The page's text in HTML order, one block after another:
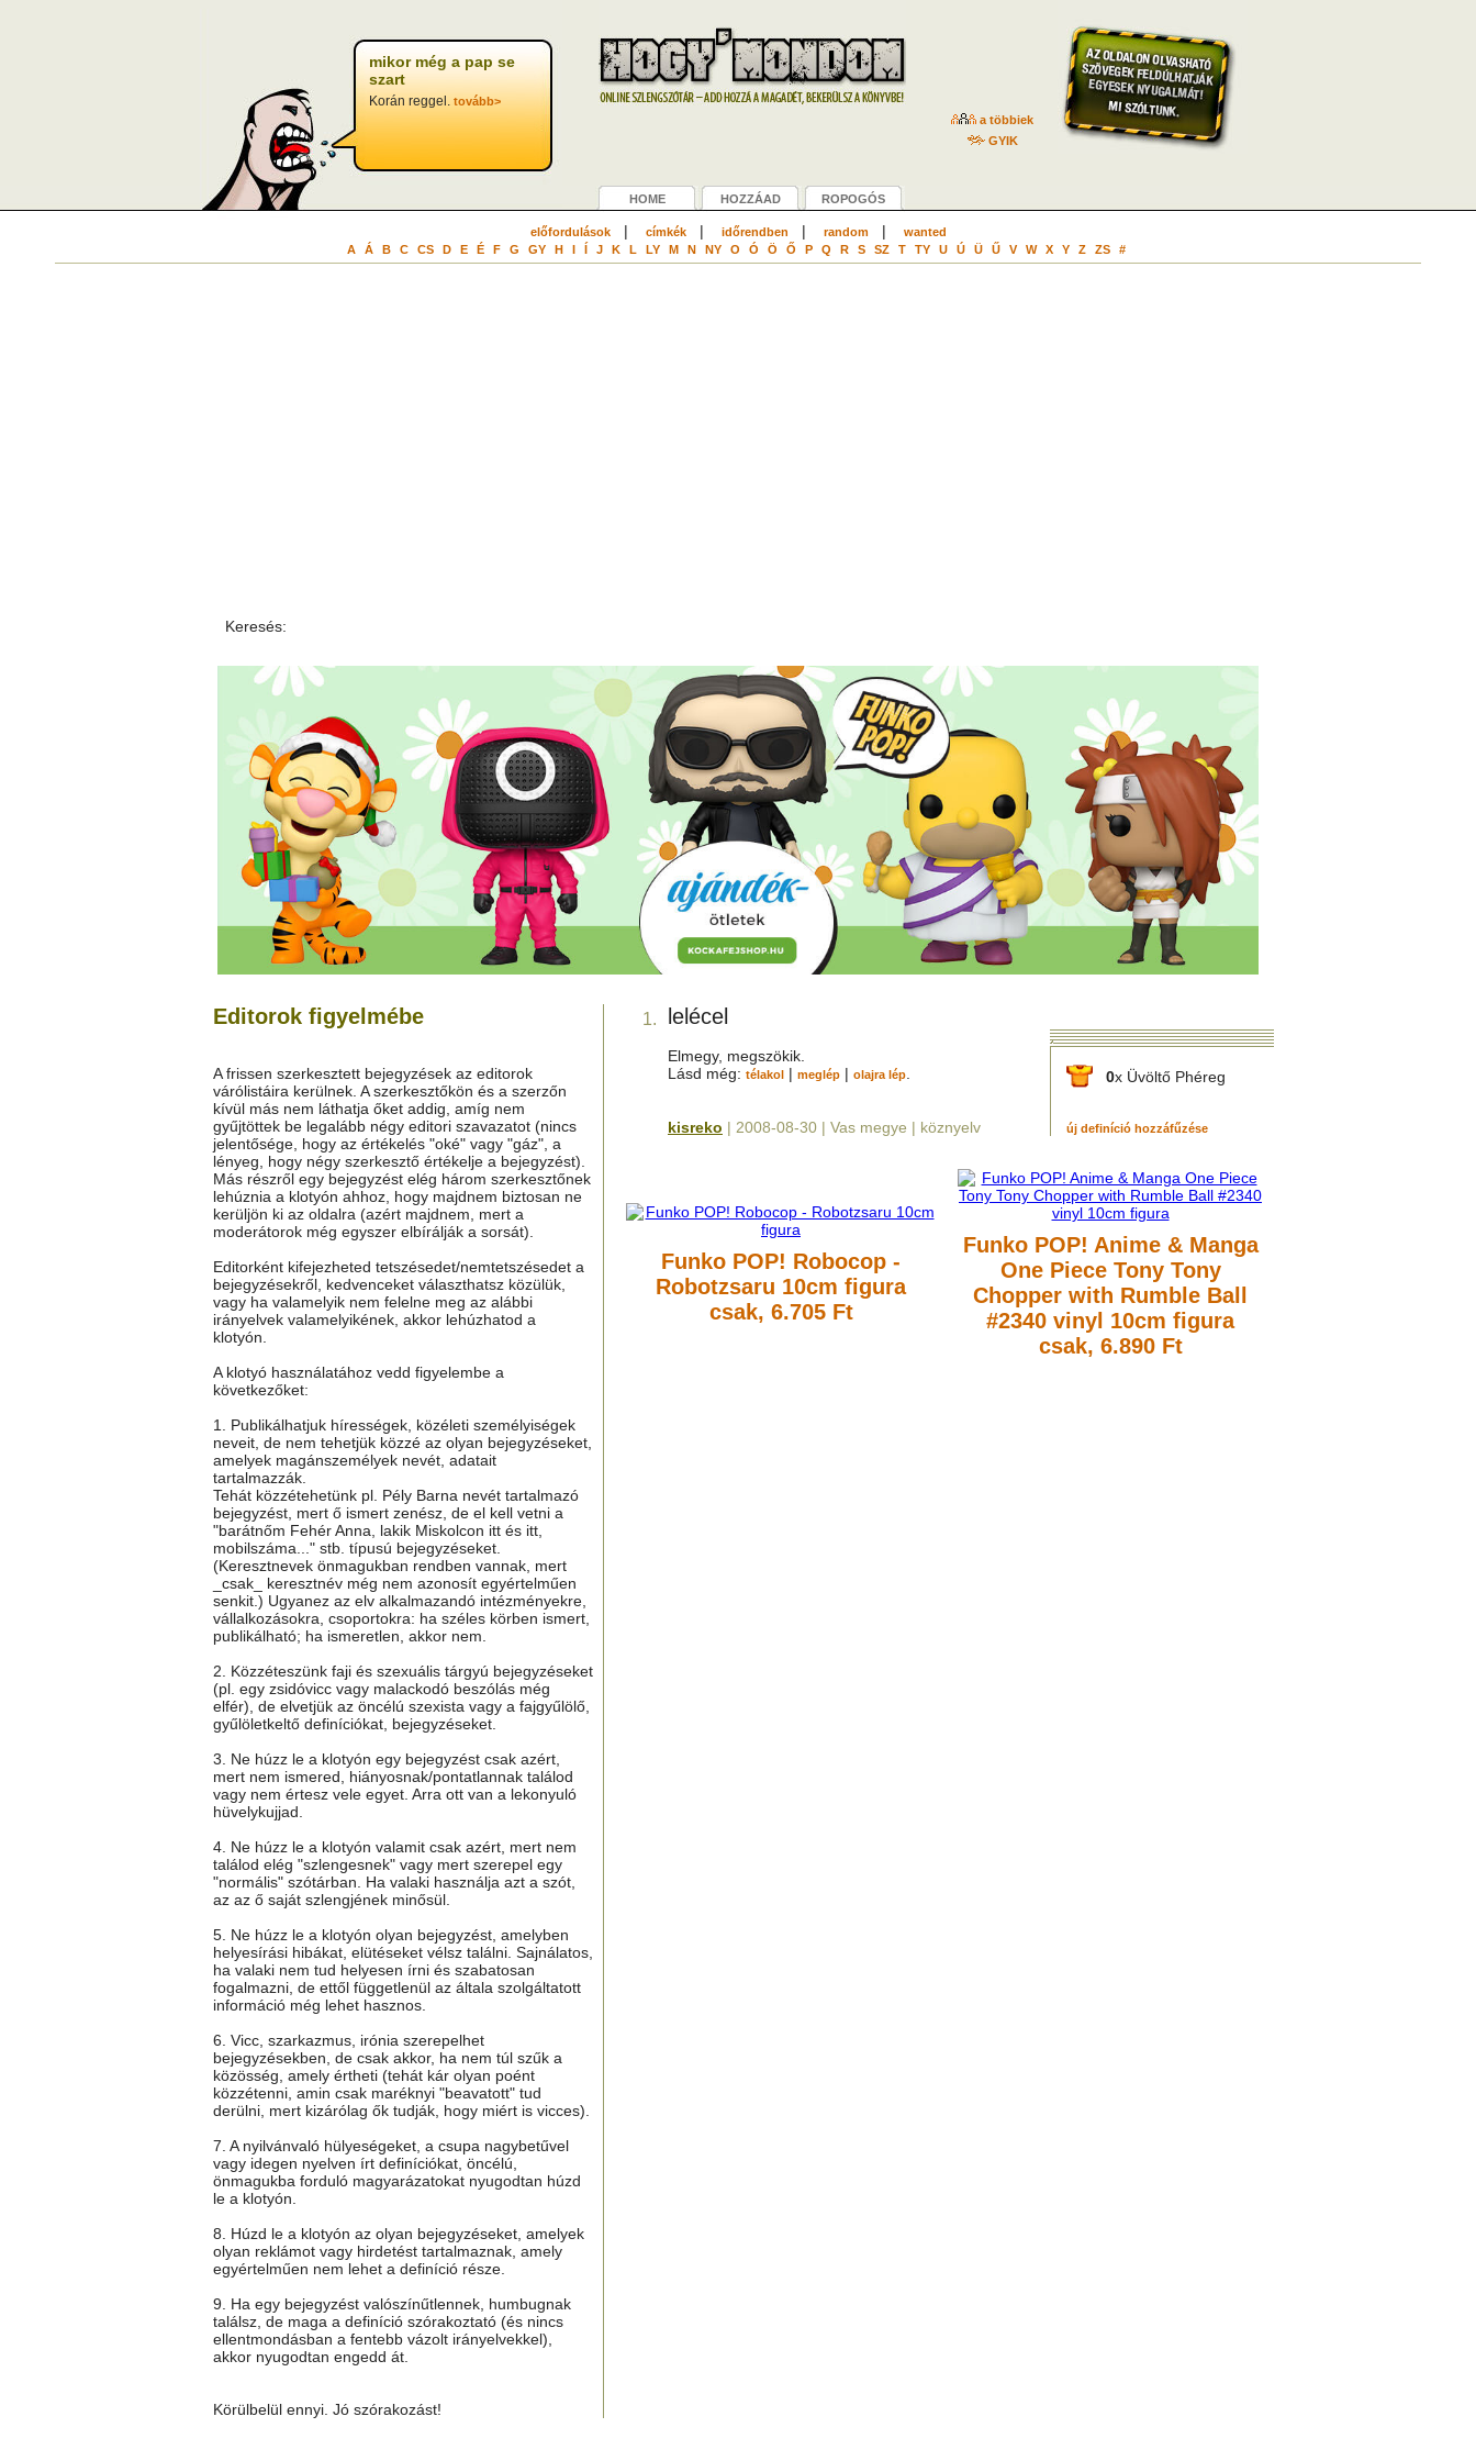
mikor még a pap se
szart
Korán reggel. tovább>
a többiek
GYIK
HOME HOZZÁAD ROPOGÓS
előfordulások| címkék| időrendben | random|
wanted
A
Á B C CS D E É F G GY H I Í J K L LY M N NY O Ó Ö Ő P Q R S SZ T TY U Ú Ü Ű V W X Y Z ZS #
Keresés:
Editorok figyelmébe
A frissen szerkesztett bejegyzések az editorok
várólistáira kerülnek. A szerkesztőkön és a szerzőn
kívül más nem láthatja őket addig, amíg nem
gyűjtöttek be legalább négy editori szavazatot (nincs
jelentősége, hogy az értékelés "oké" vagy "gáz", a
lényeg, hogy négy szerkesztő értékelje a bejegyzést).
Más részről egy bejegyzést elég három szerkesztőnek
lehúznia a klotyón ahhoz, hogy majdnem biztosan ne
kerüljön ki az oldalra (azért majdnem, mert a
moderátorok még egyszer elbírálják a sorsát).
Editorként kifejezheted tetszésedet/nemtetszésedet a
bejegyzésekről, kedvenceket választhatsz közülük,
vagy ha valamelyik nem felelne meg az alábbi
irányelvek valamelyikének, akkor lehúzhatod a
klotyón.
A klotyó használatához vedd figyelembe a
következőket:
1. Publikálhatjuk hírességek, közéleti személyiségek
neveit, de nem tehetjük közzé az olyan bejegyzéseket,
amelyek magánszemélyek nevét, adatait
tartalmazzák.
Tehát közzétehetünk pl. Pély Barna nevét tartalmazó
bejegyzést, mert ő ismert zenész, de el kell vetni a
"barátnőm Fehér Anna, lakik Miskolcon itt és itt,
mobilszáma..." stb. típusú bejegyzéseket.
(Keresztnevek önmagukban rendben vannak, mert
_csak_ keresztnév még nem azonosít egyértelműen
senkit.) Ugyanez az elv alkalmazandó intézményekre,
vállalkozásokra, csoportokra: ha széles körben ismert,
publikálható; ha ismeretlen, akkor nem.
2. Közzéteszünk faji és szexuális tárgyú bejegyzéseket
(pl. egy zsidóvicc vagy malackodó beszólás még
elfér), de elvetjük az öncélú szexista vagy a fajgyűlölő,
gyűlöletkeltő definíciókat, bejegyzéseket.
3. Ne húzz le a klotyón egy bejegyzést csak azért,
mert nem ismered, hiányosnak/pontatlannak találod
vagy nem értesz vele egyet. Arra ott van a lekonyuló
hüvelykujjad.
4. Ne húzz le a klotyón valamit csak azért, mert nem
találod elég "szlengesnek" vagy mert szerepel egy
"normális" szótárban. Ha valaki használja azt a szót,
az az ő saját szlengjének minősül.
5. Ne húzz le a klotyón olyan bejegyzést, amelyben
helyesírási hibákat, elütéseket vélsz találni. Sajnálatos,
ha valaki nem tud helyesen írni és szabatosan
fogalmazni, de ettől függetlenül az általa szolgáltatott
információ még lehet hasznos.
6. Vicc, szarkazmus, irónia szerepelhet
bejegyzésekben, de csak akkor, ha nem túl szűk a
közösség, amely értheti (tehát kár olyan poént
közzétenni, amin csak maréknyi "beavatott" tud
derülni, mert kizárólag ők tudják, hogy miért is vicces).
7. A nyilvánvaló hülyeségeket, a csupa nagybetűvel
vagy idegen nyelven írt definíciókat, öncélú,
önmagukba forduló magyarázatokat nyugodtan húzd
le a klotyón.
8. Húzd le a klotyón az olyan bejegyzéseket, amelyek
olyan reklámot vagy hirdetést tartalmaznak, amely
egyértelműen nem lehet a definíció része.
9. Ha egy bejegyzést valószínűtlennek, humbugnak
találsz, de maga a definíció szórakoztató (és nincs
ellentmondásban a fentebb vázolt irányelvekkel),
akkor nyugodtan engedd át.
Körülbelül ennyi. Jó szórakozást!
1. lelécel
Elmegy, megszökik.
Lásd még: télakol | meglép | olajra lép 0x Üvöltő Phéreg
kisreko | 2008-08-30 | Vas megye | köznyelv új definíció hozzáfűzése
Funko POP! Robocop -
Robotzsaru 10cm figura
csak, 6.705 Ft
Funko POP! Anime & Manga
One Piece Tony Tony
Chopper with Rumble Ball
#2340 vinyl 10cm figura
csak, 6.890 Ft